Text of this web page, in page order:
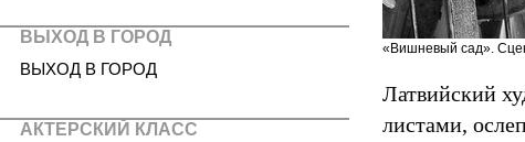
«Вишневый сад».
Латвийский
листами,
ВЫХОД В ГОРОД
ВЫХОД В ГОРОД
АКТЕРСКИЙ КЛАСС